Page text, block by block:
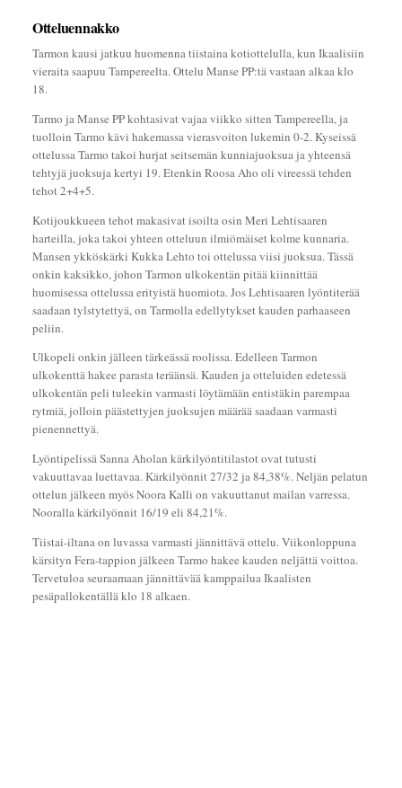
Otteluennakko
Tarmon kausi jatkuu huomenna tiistaina kotiottelulla, kun Ikaalisiin
vieraita saapuu Tampereelta. Ottelu Manse PP:tä vastaan alkaa klo
18.
Tarmo ja Manse PP kohtasivat vajaa viikko sitten Tampereella, ja
tuolloin Tarmo kävi hakemassa vierasvoiton lukemin 0-2. Kyseissä
ottelussa Tarmo takoi hurjat seitsemän kunniajuoksua ja yhteensä
tehtyjä juoksuja kertyi 19. Etenkin Roosa Aho oli vireessä tehden
tehot 2+4+5.
Kotijoukkueen tehot makasivat isoilta osin Meri Lehtisaaren
harteilla, joka takoi yhteen otteluun ilmiömäiset kolme kunnaria.
Mansen ykköskärki Kukka Lehto toi ottelussa viisi juoksua. Tässä
onkin kaksikko, johon Tarmon ulkokentän pitää kiinnittää
huomisessa ottelussa erityistä huomiota. Jos Lehtisaaren lyöntiterää
saadaan tylstytettyä, on Tarmolla edellytykset kauden parhaaseen
peliin.
Ulkopeli onkin jälleen tärkeässä roolissa. Edelleen Tarmon
ulkokenttä hakee parasta teräänsä. Kauden ja otteluiden edetessä
ulkokentän peli tuleekin varmasti löytämään entistäkin parempaa
rytmiä, jolloin päästettyjen juoksujen määrää saadaan varmasti
pienennettyä.
Lyöntipelissä Sanna Aholan kärkilyöntitilastot ovat tutusti
vakuuttavaa luettavaa. Kärkilyönnit 27/32 ja 84,38%. Neljän pelatun
ottelun jälkeen myös Noora Kalli on vakuuttanut mailan varressa.
Nooralla kärkilyönnit 16/19 eli 84,21%.
Tiistai-iltana on luvassa varmasti jännittävä ottelu. Viikonloppuna
kärsityn Fera-tappion jälkeen Tarmo hakee kauden neljättä voittoa.
Tervetuloa seuraamaan jännittävää kamppailua Ikaalisten
pesäpallokentällä klo 18 alkaen.